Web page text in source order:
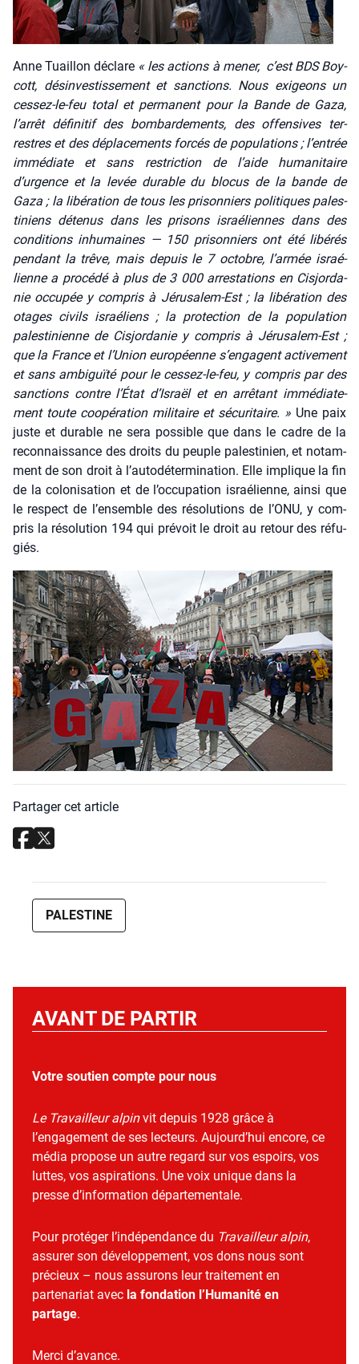
Anne Tuaillon déclare « les actions à mener, c’est BDS Boy­
cott, dés­in­ves­tis­se­ment et sanc­tions. Nous exi­geons un
ces­sez-le-feu total et per­ma­nent pour la Bande de Gaza,
l’arrêt défi­ni­tif des bom­bar­de­ments, des offen­sives ter­
restres et des dépla­ce­ments for­cés de popu­la­tions ; l’entrée
immé­diate et sans res­tric­tion de l’aide huma­ni­taire
d’urgence et la levée durable du blo­cus de la bande de
Gaza ; la libé­ra­tion de tous les pri­son­niers poli­tiques pales­
ti­niens déte­nus dans les pri­sons israé­liennes dans des
condi­tions inhu­maines — 150 pri­son­niers ont été libé­rés
pen­dant la trêve, mais depuis le 7 octobre, l’armée israé­
lienne a pro­cé­dé à plus de 3 000 arres­ta­tions en Cis­jor­da­
nie occu­pée y com­pris à Jéru­sa­lem-Est ; la libé­ra­tion des
otages civils israé­liens ; la pro­tec­tion de la popu­la­tion
pales­ti­nienne de Cis­jor­da­nie y com­pris à Jéru­sa­lem-Est ;
que la France et l’Union euro­péenne s’engagent acti­ve­ment
et sans ambi­guï­té pour le ces­sez-le-feu, y com­pris par des
sanc­tions contre l’État d’Israël et en arrê­tant immé­dia­te­
ment toute coopé­ra­tion mili­taire et sécu­ri­taire. » Une paix
juste et durable ne sera pos­sible que dans le cadre de la
recon­nais­sance des droits du peuple pales­ti­nien, et notam­
ment de son droit à l’autodétermination. Elle implique la fin
de la colo­ni­sa­tion et de l’occupation israé­lienne, ain­si que
le res­pect de l’ensemble des réso­lu­tions de l’ONU, y com­
pris la réso­lu­tion 194 qui pré­voit le droit au retour des réfu­
giés.
Partager cet article
PALESTINE
AVANT DE PARTIR
Votre soutien compte pour nous
Le Travailleur alpinvit depuis 1928 grâce à
l’engagement de ses lecteurs. Aujourd’hui encore, ce
média propose un autre regard sur vos espoirs, vos
luttes, vos aspirations. Une voix unique dans la
presse d’information départementale.
Pour protéger l’indépendance du Travailleur alpin,
assurer son développement, vos dons nous sont
précieux – nous assurons leur traitement en
partenariat avec la fondation l’Humanité en
partage.
Merci d’avance.